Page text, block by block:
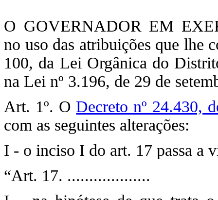
O GOVERNADOR EM
no uso das atribuições que lhe
100, da Lei Orgânica do
na Lei nº 3.196, de 29 de
Art. 1º. O Decreto nº 24.430,
com as seguintes alterações:
I - o inciso I do art. 17 passa a
“Art. 17. ...................